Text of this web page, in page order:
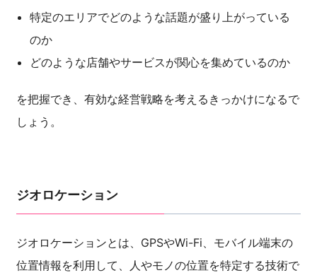
特定のエリアでどのような話題が盛り上がっている
のか
どのような店舗やサービスが関心を集めているのか
を把握でき、有効な経営戦略を考えるきっかけになるで
しょう。
ジオロケーション
ジオロケーションとは、GPSやWi-Fi、モバイル端末の
位置情報を利用して、人やモノの位置を特定する技術で